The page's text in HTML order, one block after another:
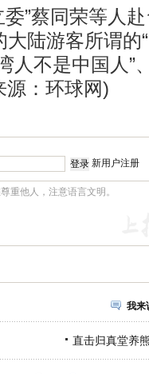
蔡同荣等人赴
陆游客所谓的
人不是中国人”
：环球网)
新用户注册
我来
直击归真堂养